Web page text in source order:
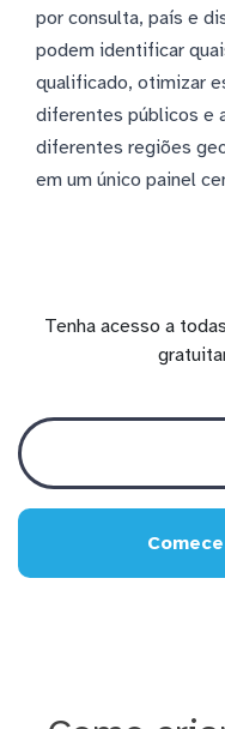
por consulta, país e
podem identificar
qualificado, otimizar
diferentes públicos e
diferentes regiões
em um único painel
Tenha acesso a